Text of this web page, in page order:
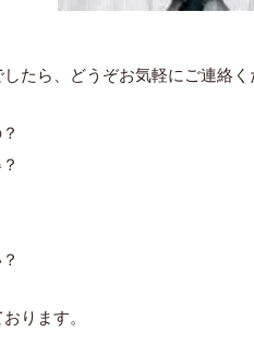
たら、どうぞお気軽にご連絡
ります。